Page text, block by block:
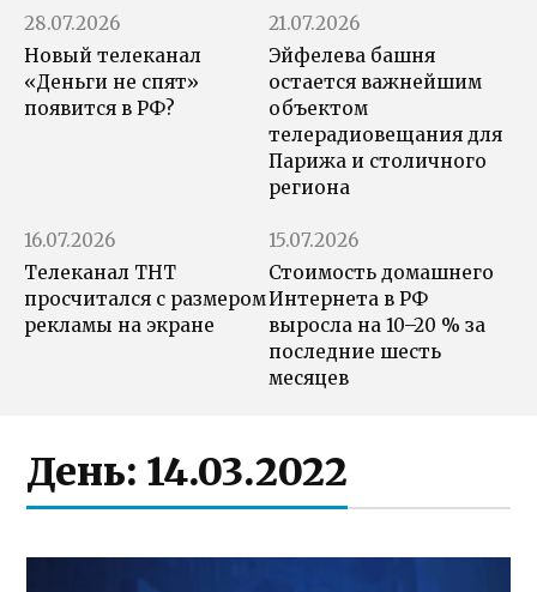
28.07.2026
Новый телеканал
«Деньги не спят»
появится в РФ?
21.07.2026
Эйфелева башня
остается важнейшим
объектом
телерадиовещания для
Парижа и столичного
региона
16.07.2026
Телеканал ТНТ
просчитался с размером
рекламы на экране
15.07.2026
Стоимость домашнего
Интернета в РФ
выросла на 10–20 % за
последние шесть
месяцев
День: 14.03.2022